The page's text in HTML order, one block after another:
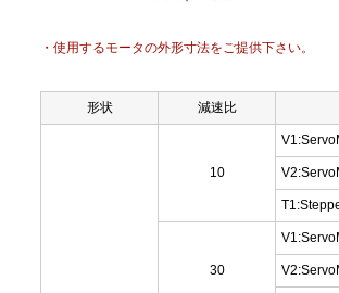
・使用するモータの外形寸法をご提供下さい。
形状 減速比
10
30